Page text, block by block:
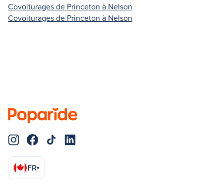
Covoiturages de Princeton à Nelson
Covoiturages de Princeton à Nelson
FR▾